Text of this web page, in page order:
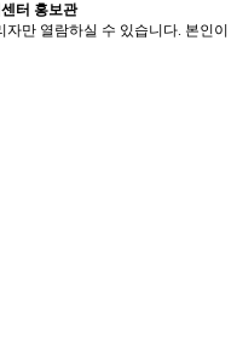
터 홍보관
자만 열람하실 수 있습니다. 본인이